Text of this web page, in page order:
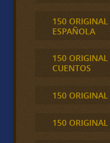
150
ESPAÑOLA
150
CUENTOS
150
150